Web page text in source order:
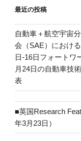
最近の投稿
自動車＋航空宇宙
会（SAE）におけ
日-16日フォートワ
月24日の自動車技
表
■英国Research
年3月23日）